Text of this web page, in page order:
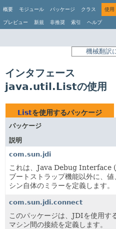
概要 モジュール パッケージ クラス 使用
プレビュー 新規 非推奨 索引 ヘルプ
機械翻訳
インタフェース
java.util.Listの使用
Listを使用するパッケージ
パッケージ
説明
com.sun.jdi
これは、Java Debug Interface
ブートストラップ機能以外に、
シン自体のミラーを定義します。
com.sun.jdi.connect
このパッケージは、JDIを使用す
マシン間の接続を定義します。